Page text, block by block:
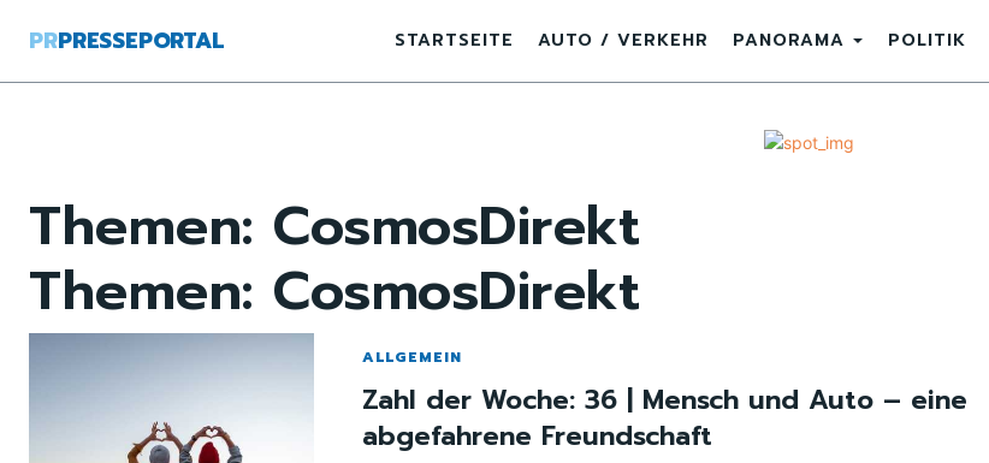
PRPRESSEPORTAL STARTSEITE AUTO / VERKEHR PANORAMA POLITIK
Themen: CosmosDirekt
Themen: CosmosDirekt
ALLGEMEIN
Zahl der Woche: 36 | Mensch und Auto – eine
abgefahrene Freundschaft